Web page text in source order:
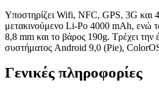
Υποστηρίζει Wifi, NFC, GPS, 3G και
μετακινούμενο Li-Po 4000 mAh, ενώ
8,8 mm και το βάρος 190g. Τρέχει την
συστήματος Android 9,0 (Pie),
Γενικές πληροφορίες